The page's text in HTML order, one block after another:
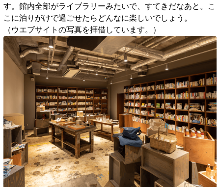
す。館内全部がライブラリーみたいで、すてきだなあと。こ
こに泊りがけで過ごせたらどんなに楽しいでしょう。
（ウエブサイトの写真を拝借しています。）